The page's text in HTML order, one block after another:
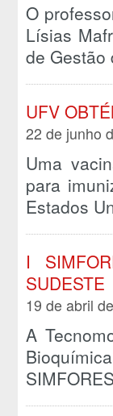
O
Lísias
de
UFV
22 de junho
Uma
para
Estados
I
SUDESTE
19 de abril
A